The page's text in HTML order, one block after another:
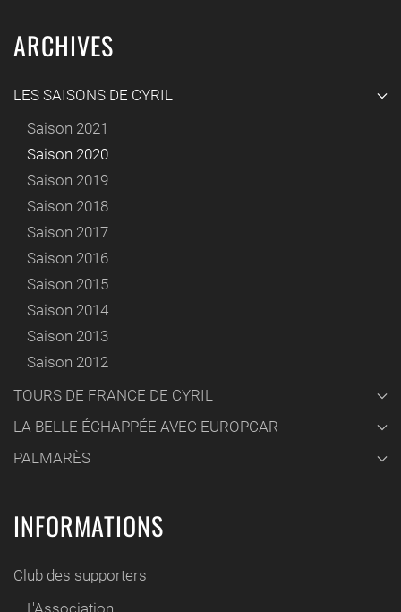
ARCHIVES
LES SAISONS DE CYRIL
Saison 2021
Saison 2020
Saison 2019
Saison 2018
Saison 2017
Saison 2016
Saison 2015
Saison 2014
Saison 2013
Saison 2012
TOURS DE FRANCE DE CYRIL
LA BELLE ÉCHAPPÉE AVEC EUROPCAR
PALMARÈS
INFORMATIONS
Club des supporters
L'Association